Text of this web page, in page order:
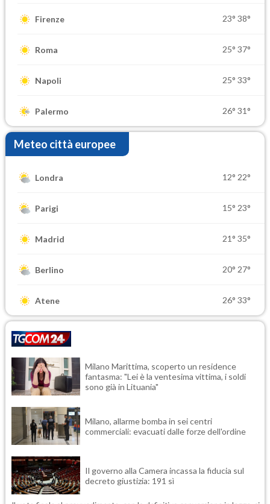
Firenze 23° 38°
Roma 25° 37°
Napoli 25° 33°
Palermo 26° 31°
Meteo città europee
Londra 12° 22°
Parigi 15° 23°
Madrid 21° 35°
Berlino 20° 27°
Atene 26° 33°
Milano Marittima, scoperto un residence
fantasma: "Lei è la ventesima vittima, i soldi
sono già in Lituania"
Milano, allarme bomba in sei centri
commerciali: evacuati dalle forze dell'ordine
Il governo alla Camera incassa la fiducia sul
decreto giustizia: 191 sì